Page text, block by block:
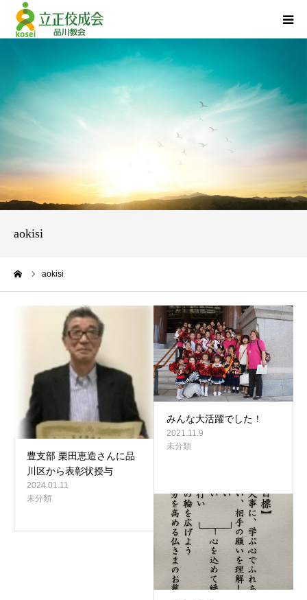
aokisi
aokisi
豊支部 栗田恵造さんに品
川区から表彰状授与
2024.01.11
未分類
みんな大活躍でした！
2021.11.9
未分類
品川教会について
『退任のご挨拶』
立正佼成会について